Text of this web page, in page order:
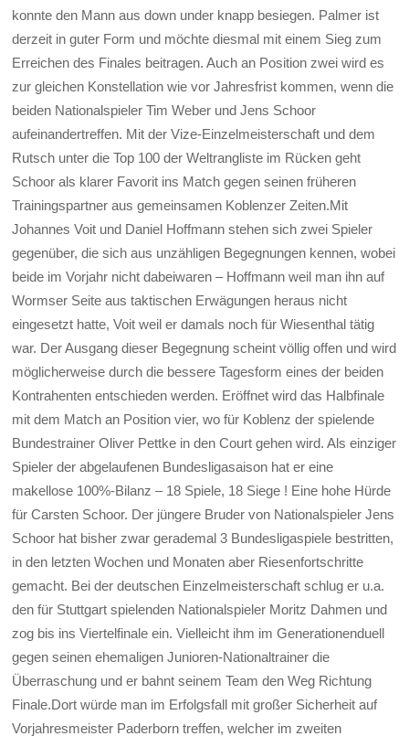
konnte den Mann aus down under knapp besiegen. Palmer ist
derzeit in guter Form und möchte diesmal mit einem Sieg zum
Erreichen des Finales beitragen. Auch an Position zwei wird es
zur gleichen Konstellation wie vor Jahresfrist kommen, wenn die
beiden Nationalspieler Tim Weber und Jens Schoor
aufeinandertreffen. Mit der Vize-Einzelmeisterschaft und dem
Rutsch unter die Top 100 der Weltrangliste im Rücken geht
Schoor als klarer Favorit ins Match gegen seinen früheren
Trainingspartner aus gemeinsamen Koblenzer Zeiten.Mit
Johannes Voit und Daniel Hoffmann stehen sich zwei Spieler
gegenüber, die sich aus unzähligen Begegnungen kennen, wobei
beide im Vorjahr nicht dabeiwaren – Hoffmann weil man ihn auf
Wormser Seite aus taktischen Erwägungen heraus nicht
eingesetzt hatte, Voit weil er damals noch für Wiesenthal tätig
war. Der Ausgang dieser Begegnung scheint völlig offen und wird
möglicherweise durch die bessere Tagesform eines der beiden
Kontrahenten entschieden werden. Eröffnet wird das Halbfinale
mit dem Match an Position vier, wo für Koblenz der spielende
Bundestrainer Oliver Pettke in den Court gehen wird. Als einziger
Spieler der abgelaufenen Bundesligasaison hat er eine
makellose 100%-Bilanz – 18 Spiele, 18 Siege ! Eine hohe Hürde
für Carsten Schoor. Der jüngere Bruder von Nationalspieler Jens
Schoor hat bisher zwar gerademal 3 Bundesligaspiele bestritten,
in den letzten Wochen und Monaten aber Riesenfortschritte
gemacht. Bei der deutschen Einzelmeisterschaft schlug er u.a.
den für Stuttgart spielenden Nationalspieler Moritz Dahmen und
zog bis ins Viertelfinale ein. Vielleicht ihm im Generationenduell
gegen seinen ehemaligen Junioren-Nationaltrainer die
Überraschung und er bahnt seinem Team den Weg Richtung
Finale.Dort würde man im Erfolgsfall mit großer Sicherheit auf
Vorjahresmeister Paderborn treffen, welcher im zweiten